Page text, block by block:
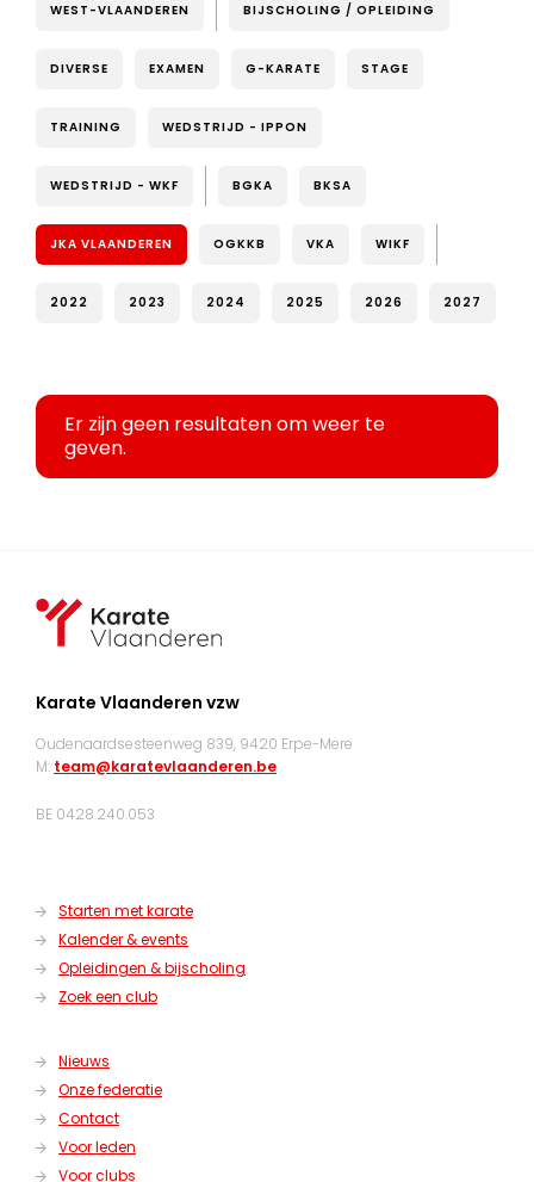
WEST-VLAANDEREN BIJSCHOLING / OPLEIDING
DIVERSE EXAMEN G-KARATE STAGE
TRAINING WEDSTRIJD - IPPON
WEDSTRIJD - WKF BGKA BKSA
JKA VLAANDEREN OGKKB VKA WIKF
2022 2023 2024 2025 2026 2027
Er zijn geen resultaten om weer te
geven.
Karate Vlaanderen vzw
Oudenaardsesteenweg 839, 9420 Erpe-Mere
M: team@karatevlaanderen.be
BE 0428.240.053
Starten met karate
Kalender & events
Opleidingen & bijscholing
Zoek een club
Nieuws
Onze federatie
Contact
Voor leden
Voor clubs